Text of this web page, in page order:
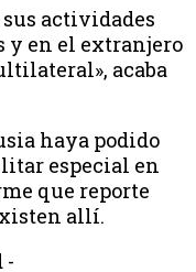
sus actividades
y en el extranjero
acaba
haya podido
especial en
que reporte
allí.
-